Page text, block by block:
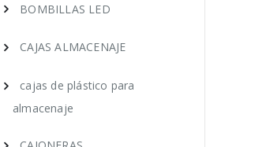
BOMBILLAS LED
CAJAS ALMACENAJE
cajas de plástico para
almacenaje